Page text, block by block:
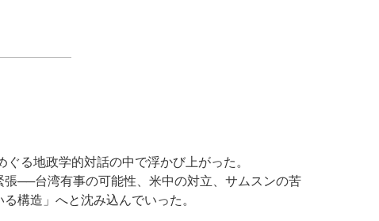
る地政学的対話の中で浮かび上がった。
──台湾有事の可能性、米中の対立、サムスンの苦
構造」へと沈み込んでいった。